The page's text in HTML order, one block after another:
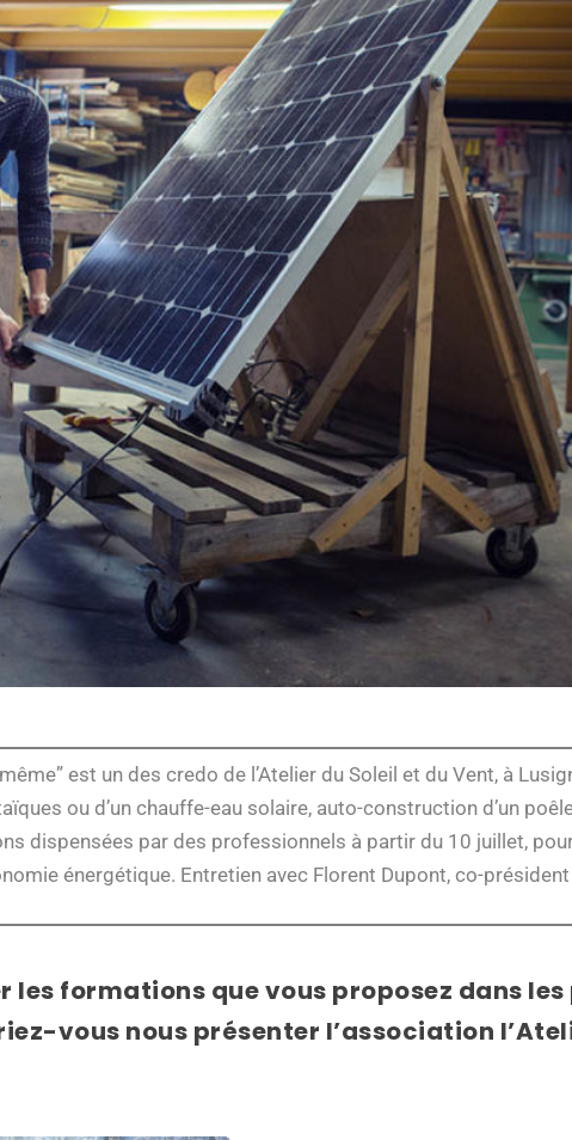
est un des credo de l’Atelier du Soleil et du Vent, à
ou d’un chauffe-eau solaire, auto-construction d’un
dispensées par des professionnels à partir du 10 juillet,
énergétique. Entretien avec Florent Dupont, co-
les formations que vous proposez dans
vous nous présenter l’association